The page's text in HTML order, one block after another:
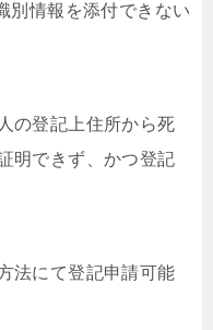
別情報を添付できない
の登記上住所から死
明できず、かつ登記
法にて登記申請可能